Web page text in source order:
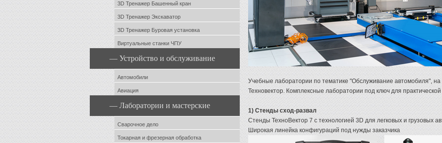
3D Тренажер Башенный кран
3D Тренажер Экскаватор
3D Тренажер Буровая установка
Виртуальные станки ЧПУ
— Устройство и обслуживание
Автомобили
Авиация
— Лаборатории и мастерские
Сварочное дело
Токарная и фрезерная обработка
Учебные лаборатории по тематике "Обслуживание автомобиля",
Техновектор. Комплексные лаборатории под ключ для
1) Стенды сход-развал
Стенды ТехноВектор 7 с технологией 3D для легковых и грузовых
Широкая линейка конфигураций под нужды заказчика